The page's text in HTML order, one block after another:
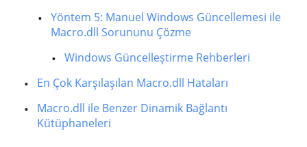
Yöntem 5: Manuel Windows Güncellemesi ile
Macro.dll Sorununu Çözme
Windows Güncelleştirme Rehberleri
En Çok Karşılaşılan Macro.dll Hataları
Macro.dll ile Benzer Dinamik Bağlantı
Kütüphaneleri